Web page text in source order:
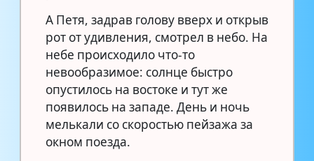
А Петя, задрав голову вверх и открыв
рот от удивления, смотрел в небо. На
небе происходило что-то
невообразимое: солнце быстро
опустилось на востоке и тут же
появилось на западе. День и ночь
мелькали со скоростью пейзажа за
окном поезда.